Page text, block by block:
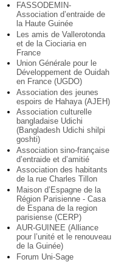
FASSODEMIN-
Association d’entraide de
la Haute Guinée
Les amis de Vallerotonda
et de la Ciociaria en
France
Union Générale pour le
Développement de Ouidah
en France (UGDO)
Association des jeunes
espoirs de Hahaya (AJEH)
Association culturelle
bangladaise Udichi
(Bangladesh Udichi shilpi
goshti)
Association sino-française
d’entraide et d’amitié
Association des habitants
de la rue Charles Tillon
Maison d’Espagne de la
Région Parisienne - Casa
de Espana de la region
parisiense (CERP)
AUR-GUINEE (Alliance
pour l’unité et le renouveau
de la Guinée)
Forum Uni-Sage